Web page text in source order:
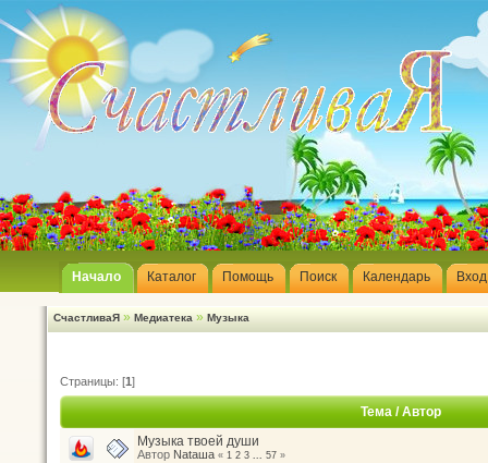
Начало Каталог Помощь Поиск Календарь Вход
СчастливаЯ » Медиатека » Музыка
Страницы: [1]
Тема/Автор
Музыка твоей души
Автор Nataшa « 1 2 3 ... 57 »